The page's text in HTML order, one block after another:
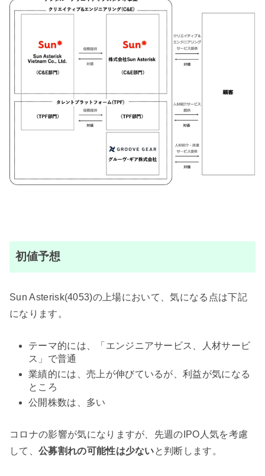
初値予想
Sun Asterisk(4053)の上場において、気になる点は下記
になります。
テーマ的には、「エンジニアサービス、人材サービ
ス」で普通
業績的には、売上が伸びているが、利益が気になる
ところ
公開株数は、多い
コロナの影響が気になりますが、先週のIPO人気を考慮
して、 公募割れの可能性は少ないと判断します。